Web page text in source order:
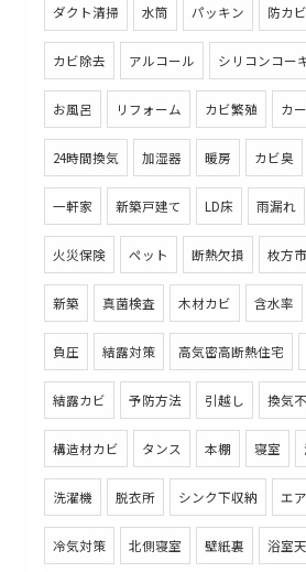
ダクト清掃 水筒 パッキン 防カ
カビ除去 アルコール シリコンコー
お風呂 リフォーム カビ繁殖 カ
24時間換気 加湿器 暖房 カビ臭
一軒家 新築戸建て LD床 雨漏れ
火災保険 ペット 断熱欠損 枚方市
新築 真菌検査 木材カビ 含水率
負圧 結露対策 高気密高断熱住宅
結露カビ 予防方法 引越し 換気
構造材カビ タンス 本棚 寝室
洗濯機 脱衣所 シンク下収納 エ
冷気対策 北側寝室 壁紙裏 浴室